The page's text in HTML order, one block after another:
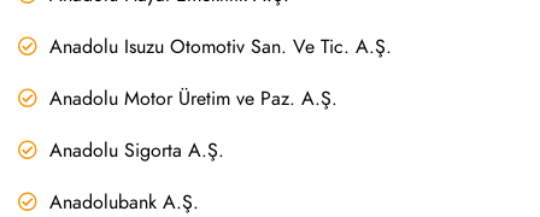
Anadolu Isuzu Otomotiv San. Ve Tic. A.Ş.
Anadolu Motor Üretim ve Paz. A.Ş.
Anadolu Sigorta A.Ş.
Anadolubank A.Ş.